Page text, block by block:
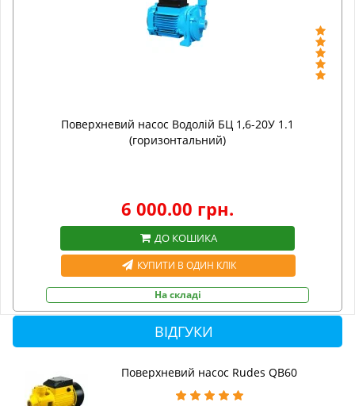
Поверхневий насос Водолій БЦ 1,6-20У 1.1
(горизонтальний)
6 000.00 грн.
ДО КОШИКА
КУПИТИ В ОДИН КЛІК
На складі
ВІДГУКИ
Поверхневий насос Rudes QB60